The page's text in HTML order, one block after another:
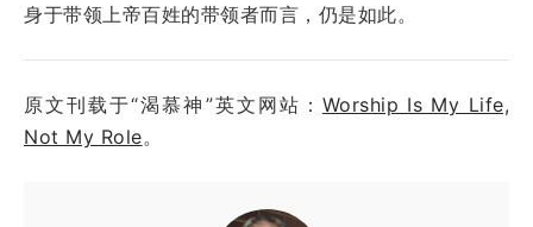
身于带领上帝百姓的带领者而言，仍是如此。
原文刊载于“渴慕神”英文网站： Worship Is My Life,
Not My Role。